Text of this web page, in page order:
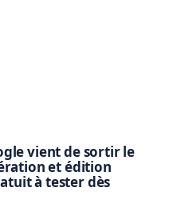
vient de sortir le
et édition
à tester dès